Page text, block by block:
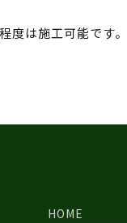
度は施工可能です。
HOME